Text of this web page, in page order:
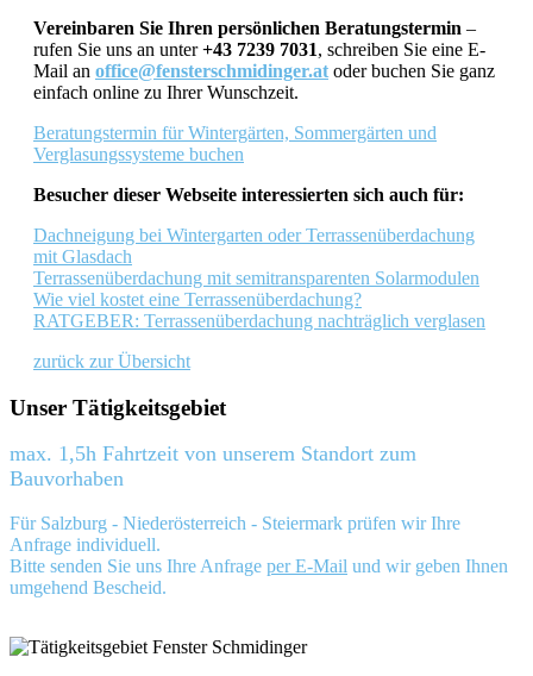
Vereinbaren Sie Ihren persönlichen Beratungstermin –
rufen Sie uns an unter+43 7239 7031, schreiben Sie eine E-
Mail an office@fensterschmidinger.at oder buchen Sie ganz
einfach online zu Ihrer Wunschzeit.
Beratungstermin für Wintergärten, Sommergärten und
Verglasungssysteme buchen
Besucher dieser Webseite interessierten sich auch für:
Dachneigung bei Wintergarten oder Terrassenüberdachung
mit Glasdach
Terrassenüberdachung mit semitransparenten Solarmodulen
Wie viel kostet eine Terrassenüberdachung?
RATGEBER: Terrassenüberdachung nachträglich verglasen
zurück zur Übersicht
Unser Tätigkeitsgebiet
max. 1,5h Fahrtzeit von unserem Standort zum
Bauvorhaben
Für Salzburg - Niederösterreich - Steiermark prüfen wir Ihre
Anfrage individuell.
Bitte senden Sie uns Ihre Anfrage per E-Mail und wir geben Ihnen
umgehend Bescheid.